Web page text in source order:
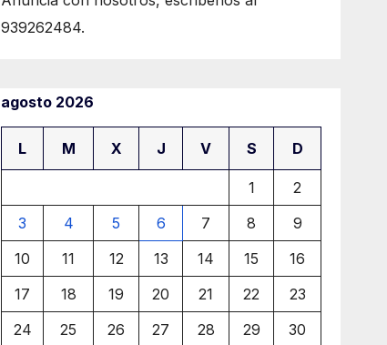
939262484.
agosto 2026
L M X J V S D
1
2
3
4 5 6 7 8
9
10
11 12 13 14 15
16
17
18 19 20 21 22
23
24
25 26 27 28 29
30